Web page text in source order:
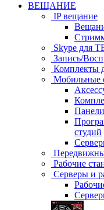
ВЕЩАНИЕ
IP вещание
Skype для
Запись/
Комплекты
Мобильные
студий
Рабочие
Серверы и